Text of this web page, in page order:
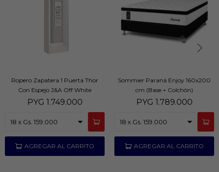
Ropero Zapatera 1 Puerta Thor
Con Espejo J&A Off White
PYG 1.749.000
Sommier Paraná Enjoy 160x200
cm (Base + Colchón)
PYG 1.789.000